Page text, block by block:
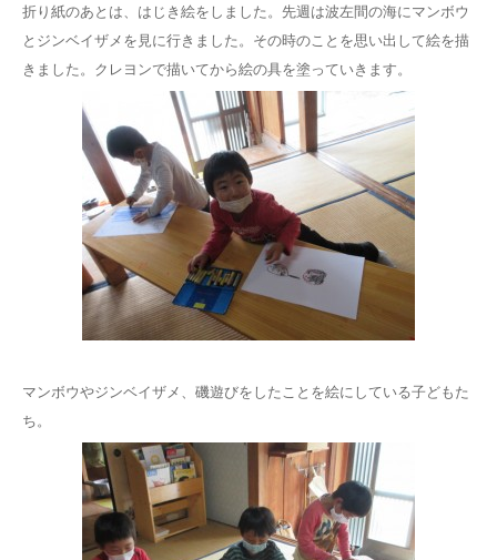
折り紙のあとは、はじき絵をしました。先週は波左間の海にマンボウ
とジンベイザメを見に行きました。その時のことを思い出して絵を描
きました。クレヨンで描いてから絵の具を塗っていきます。
マンボウやジンベイザメ、磯遊びをしたことを絵にしている子どもた
ち。